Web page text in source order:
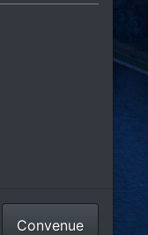
Convenue